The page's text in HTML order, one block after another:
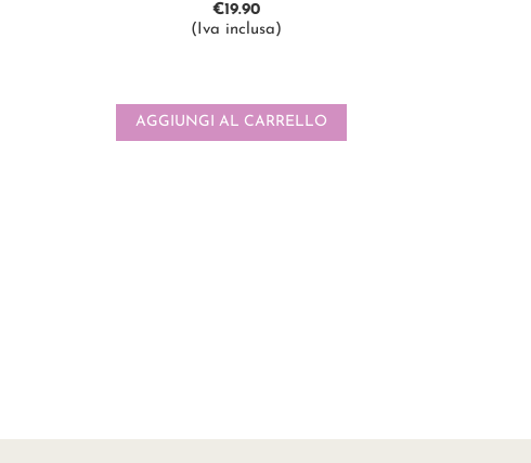
€19.90
(Iva inclusa)
AGGIUNGI AL CARRELLO